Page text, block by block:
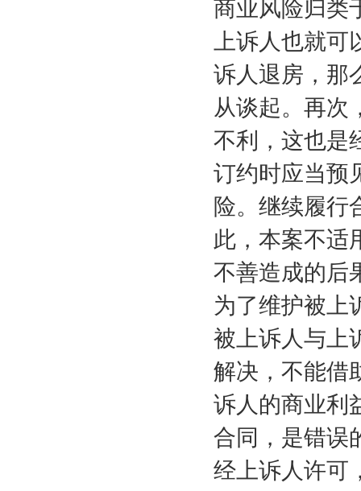
商业风险归类
上诉人也就
诉人退房，那
从谈起。再次
不利，这也是
订约时应当预
险。继续履行
此，本案不适
不善造成的后
为了维护被上
被上诉人与上
解决，不能借
诉人的商业利
合同，是错误
经上诉人许可